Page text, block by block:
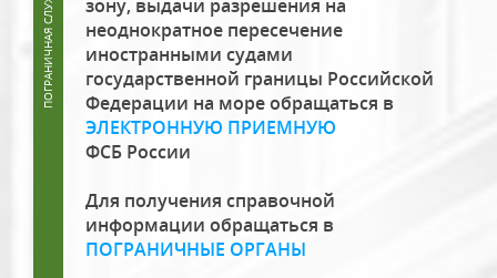
зону, выдачи разрешения на
неоднократное пересечение
иностранными судами
государственной границы Российской
Федерации на море обращаться в
ЭЛЕКТРОННУЮ ПРИЕМНУЮ
ФСБ России
Для получения справочной
информации обращаться в
ПОГРАНИЧНЫЕ ОРГАНЫ